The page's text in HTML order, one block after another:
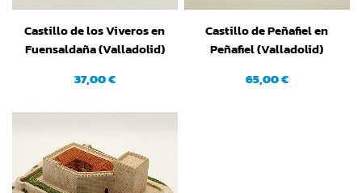
Castillo de los Viveros en
Fuensaldaña (Valladolid)
37,00 €
Castillo de Peñafiel en
Peñafiel (Valladolid)
65,00 €